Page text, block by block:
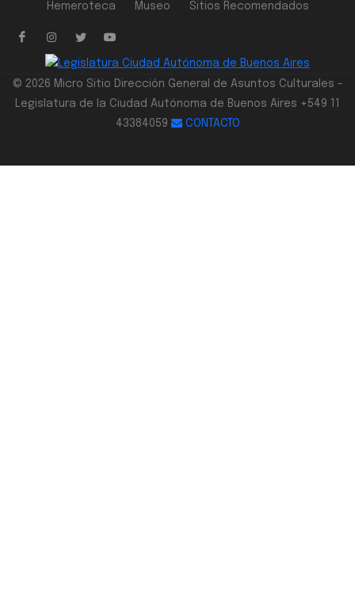
Hemeroteca
Museo Sitios Recomendados
© 2026 Micro Sitio Dirección General de Asuntos Culturales -
Legislatura de la Ciudad Autónoma de Buenos Aires +549 11
43384059
CONTACTO